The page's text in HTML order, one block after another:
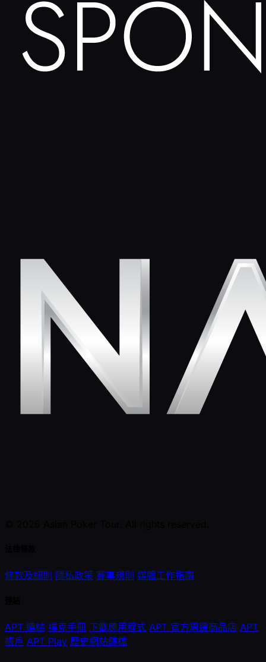
條款及細則 隱私政策 賽事規則 媒體工作指南
APT 連結 撲克手冊 下載應用程式 APT 官方周邊商品店 APT
帳戶 APT Play 歷史網站歸檔